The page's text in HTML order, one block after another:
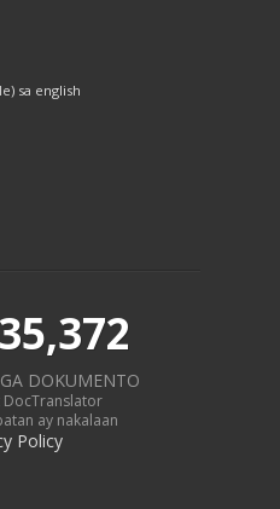
sa english
DOKUMENTO
ay nakalaan
Policy